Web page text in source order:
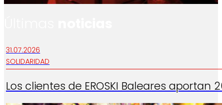
31.07.2026
SOLIDARIDAD
Los clientes de EROSKI Baleares aportan